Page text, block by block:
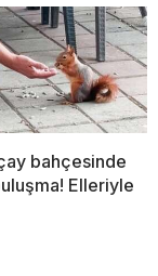
bahçesinde
Elleriyle